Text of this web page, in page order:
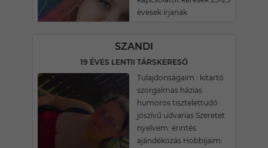
èvesek írjanak
SZANDI
19 ÉVES LENTII TÁRSKERESŐ
Tulajdonságaim : kitartó
szorgalmas házias
humoros tisztelettudó
jószívű udvarias Szeretet
nyelvem: érintés
ajándékozás Hobbijaim: